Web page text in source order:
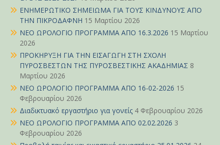
ΕΝΗΜΕΡΩΤΙΚΟ ΣΗΜΕΙΩΜΑ ΓΙΑ ΤΟΥΣ ΚΙΝΔΥΝΟΥΣ ΑΠΟ
ΤΗΝ ΠΙΚΡΟΔΑΦΝΗ 15 Μαρτίου 2026
ΝΕΟ ΩΡΟΛΟΓΙΟ ΠΡΟΓΡΑΜΜΑ ΑΠΟ 16.3.2026 15 Μαρτίου
2026
ΠΡΟΚΗΡΥΞΗ ΓΙΑ ΤΗΝ ΕΙΣΑΓΩΓΗ ΣΤΗ ΣΧΟΛΗ
ΠΥΡΟΣΒΕΣΤΩΝ ΤΗΣ ΠΥΡΟΣΒΕΣΤΙΚΗΣ ΑΚΑΔΗΜΙΑΣ 8
Μαρτίου 2026
ΝΕΟ ΩΡΟΛΟΓΙΟ ΠΡΟΓΡΑΜΜΑ ΑΠΟ 16-02-2026 15
Φεβρουαρίου 2026
Διαδικτυακό εργαστήριο για γονείς 4 Φεβρουαρίου 2026
ΝΕΟ ΩΡΟΛΟΓΙΟ ΠΡΟΓΡΑΜΜΑ ΑΠΟ 02.02.2026 3
Φεβρουαρίου 2026